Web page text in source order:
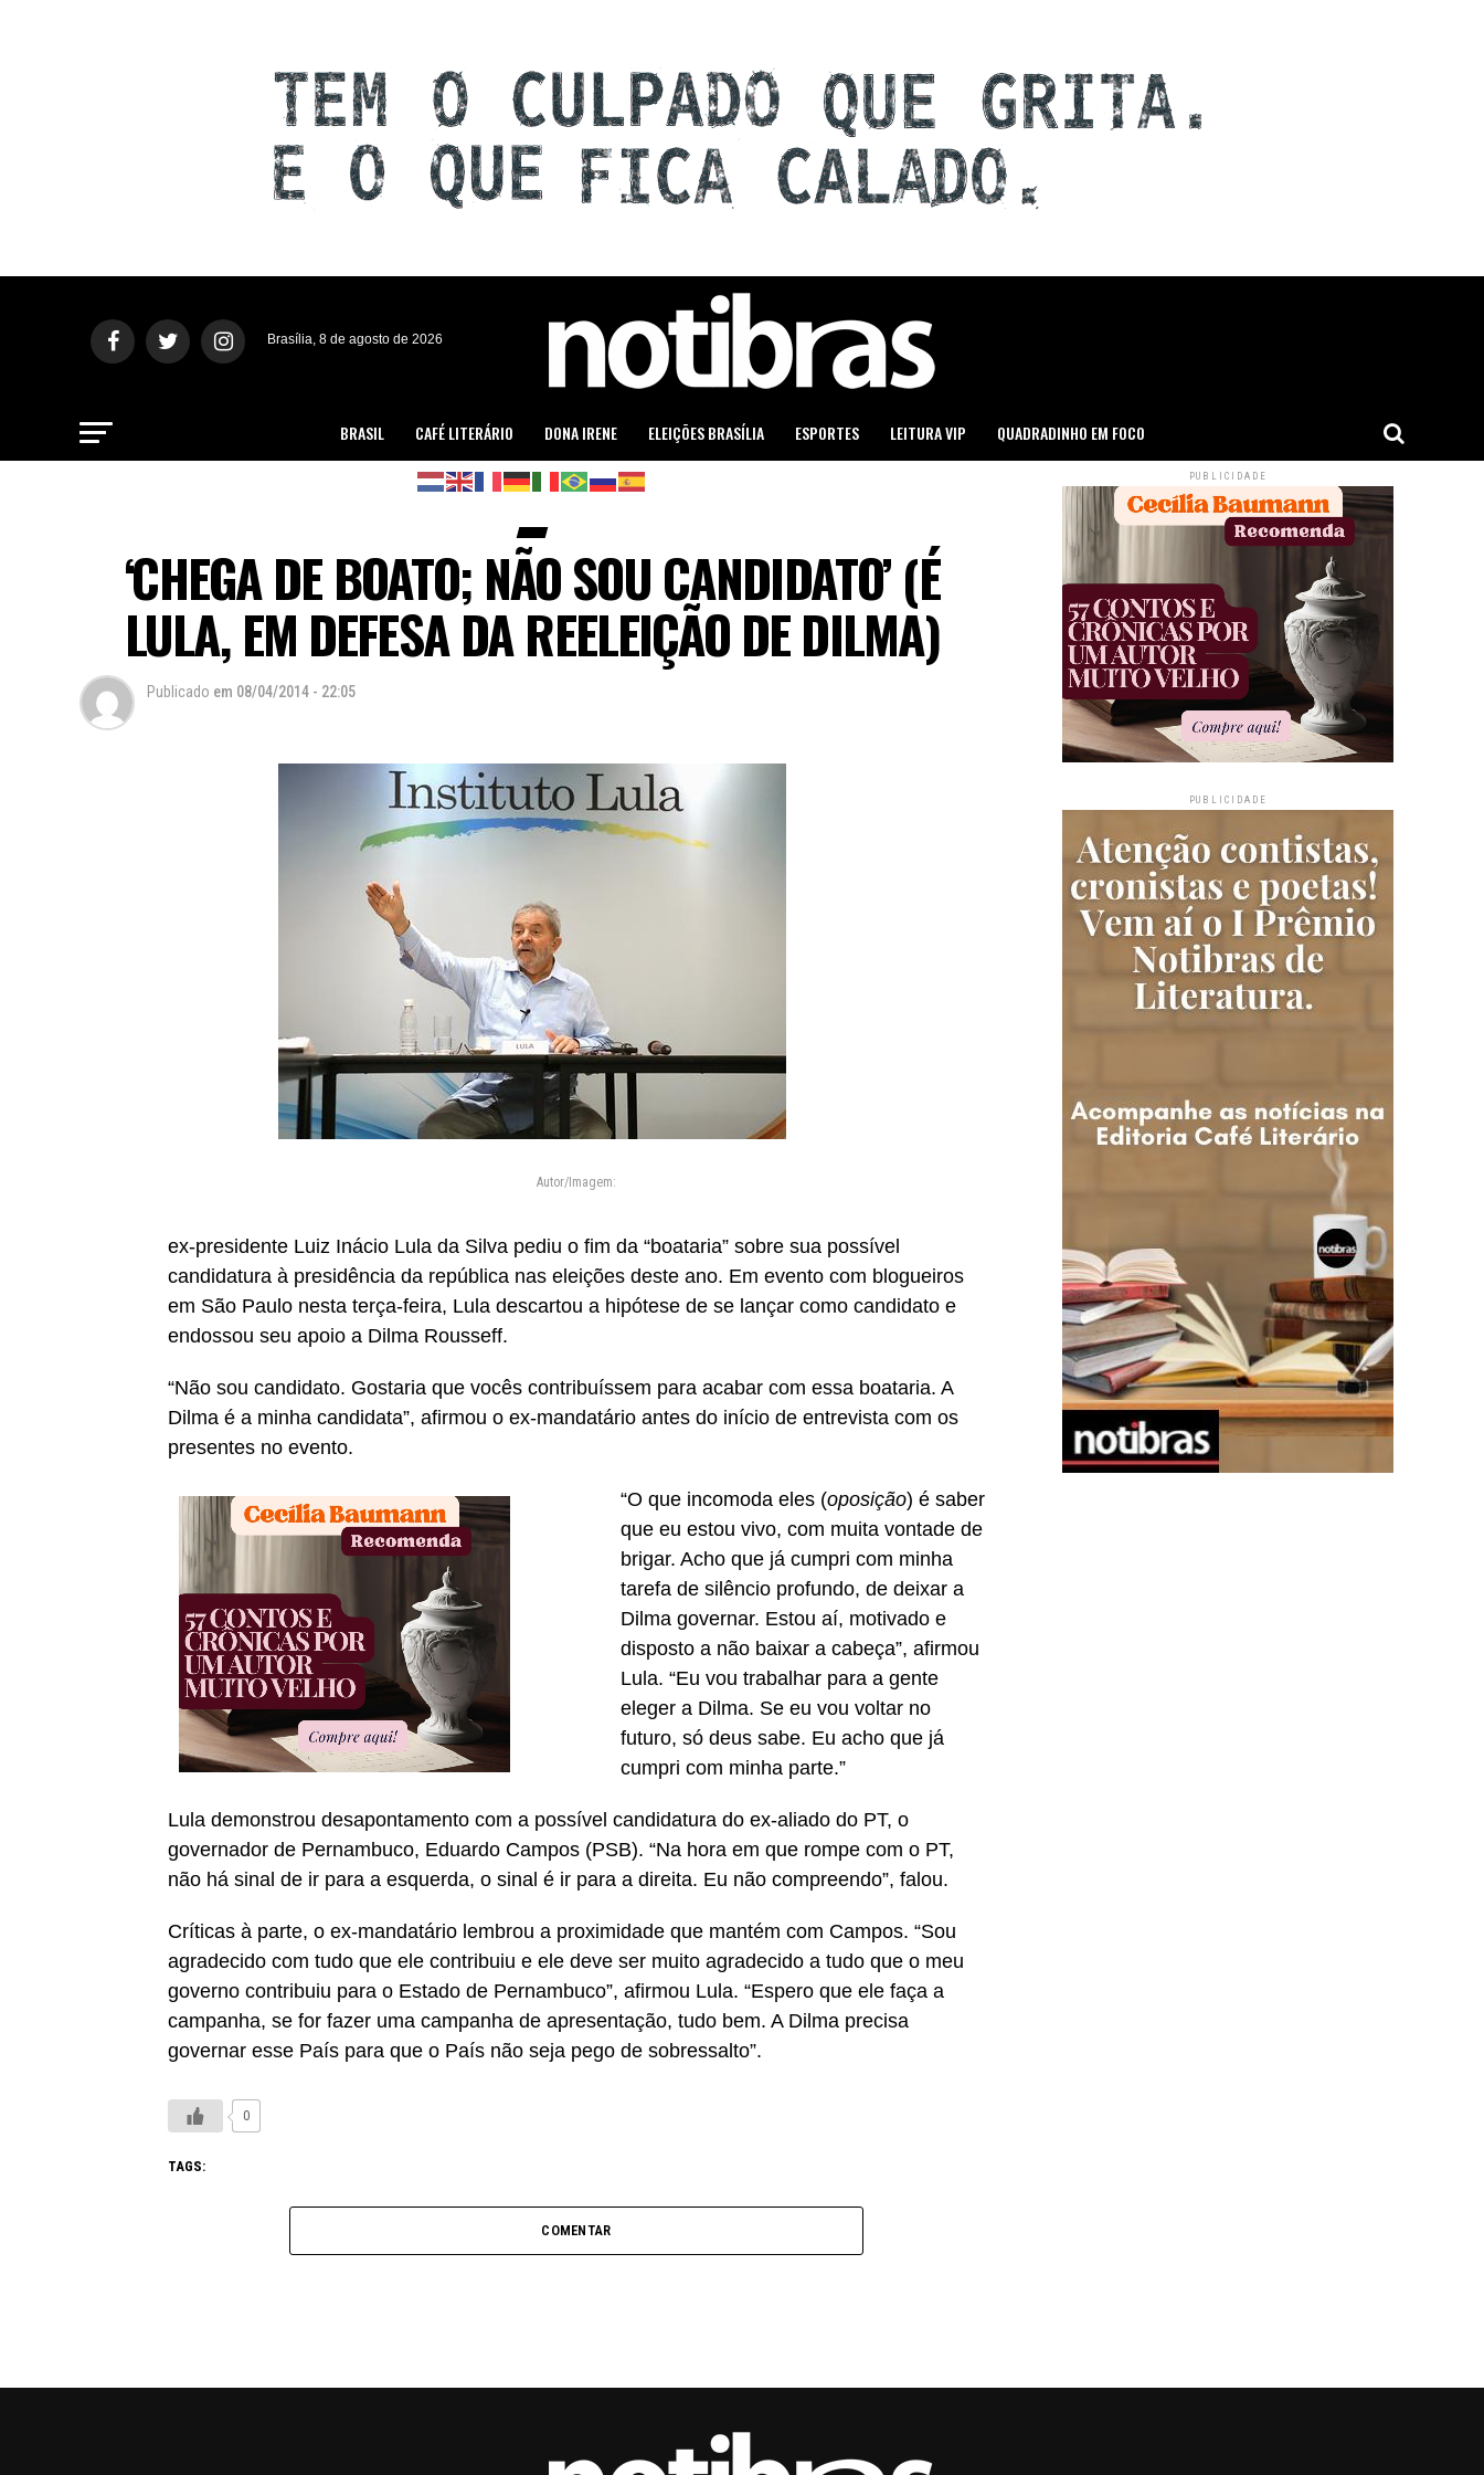
Brasília, 8 de agosto de 2026
BRASIL CAFÉ LITERÁRIO DONA IRENE ELEIÇÕES BRASÍLIA ESPORTES LEITURA VIP QUADRADINHO EM FOCO
‘CHEGA DE BOATO; NÃO SOU CANDIDATO’ (É
LULA, EM DEFESA DA REELEIÇÃO DE DILMA)
Publicado em 08/04/2014 - 22:05
Autor/Imagem:
ex-presidente Luiz Inácio Lula da Silva pediu o fim da “boataria” sobre sua possível
candidatura à presidência da república nas eleições deste ano. Em evento com blogueiros
em São Paulo nesta terça-feira, Lula descartou a hipótese de se lançar como candidato e
endossou seu apoio a Dilma Rousseff.
“Não sou candidato. Gostaria que vocês contribuíssem para acabar com essa boataria. A
Dilma é a minha candidata”, afirmou o ex-mandatário antes do início de entrevista com os
presentes no evento.
“O que incomoda eles (oposição) é saber
que eu estou vivo, com muita vontade de
brigar. Acho que já cumpri com minha
tarefa de silêncio profundo, de deixar a
Dilma governar. Estou aí, motivado e
disposto a não baixar a cabeça”, afirmou
Lula. “Eu vou trabalhar para a gente
eleger a Dilma. Se eu vou voltar no
futuro, só deus sabe. Eu acho que já
cumpri com minha parte.”
Lula demonstrou desapontamento com a possível candidatura do ex-aliado do PT, o
governador de Pernambuco, Eduardo Campos (PSB). “Na hora em que rompe com o PT,
não há sinal de ir para a esquerda, o sinal é ir para a direita. Eu não compreendo”, falou.
Críticas à parte, o ex-mandatário lembrou a proximidade que mantém com Campos. “Sou
agradecido com tudo que ele contribuiu e ele deve ser muito agradecido a tudo que o meu
governo contribuiu para o Estado de Pernambuco”, afirmou Lula. “Espero que ele faça a
campanha, se for fazer uma campanha de apresentação, tudo bem. A Dilma precisa
governar esse País para que o País não seja pego de sobressalto”.
0
TAGS:
COMENTAR
PUBLICIDADE
PUBLICIDADE